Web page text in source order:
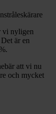
vi nyligen
är en
att vi nu
och mycket